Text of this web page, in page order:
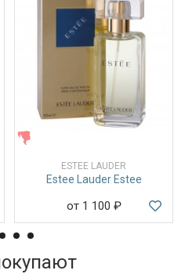
ESTEE LAUDER
Estee Lauder Estee
от 1 100 ₽